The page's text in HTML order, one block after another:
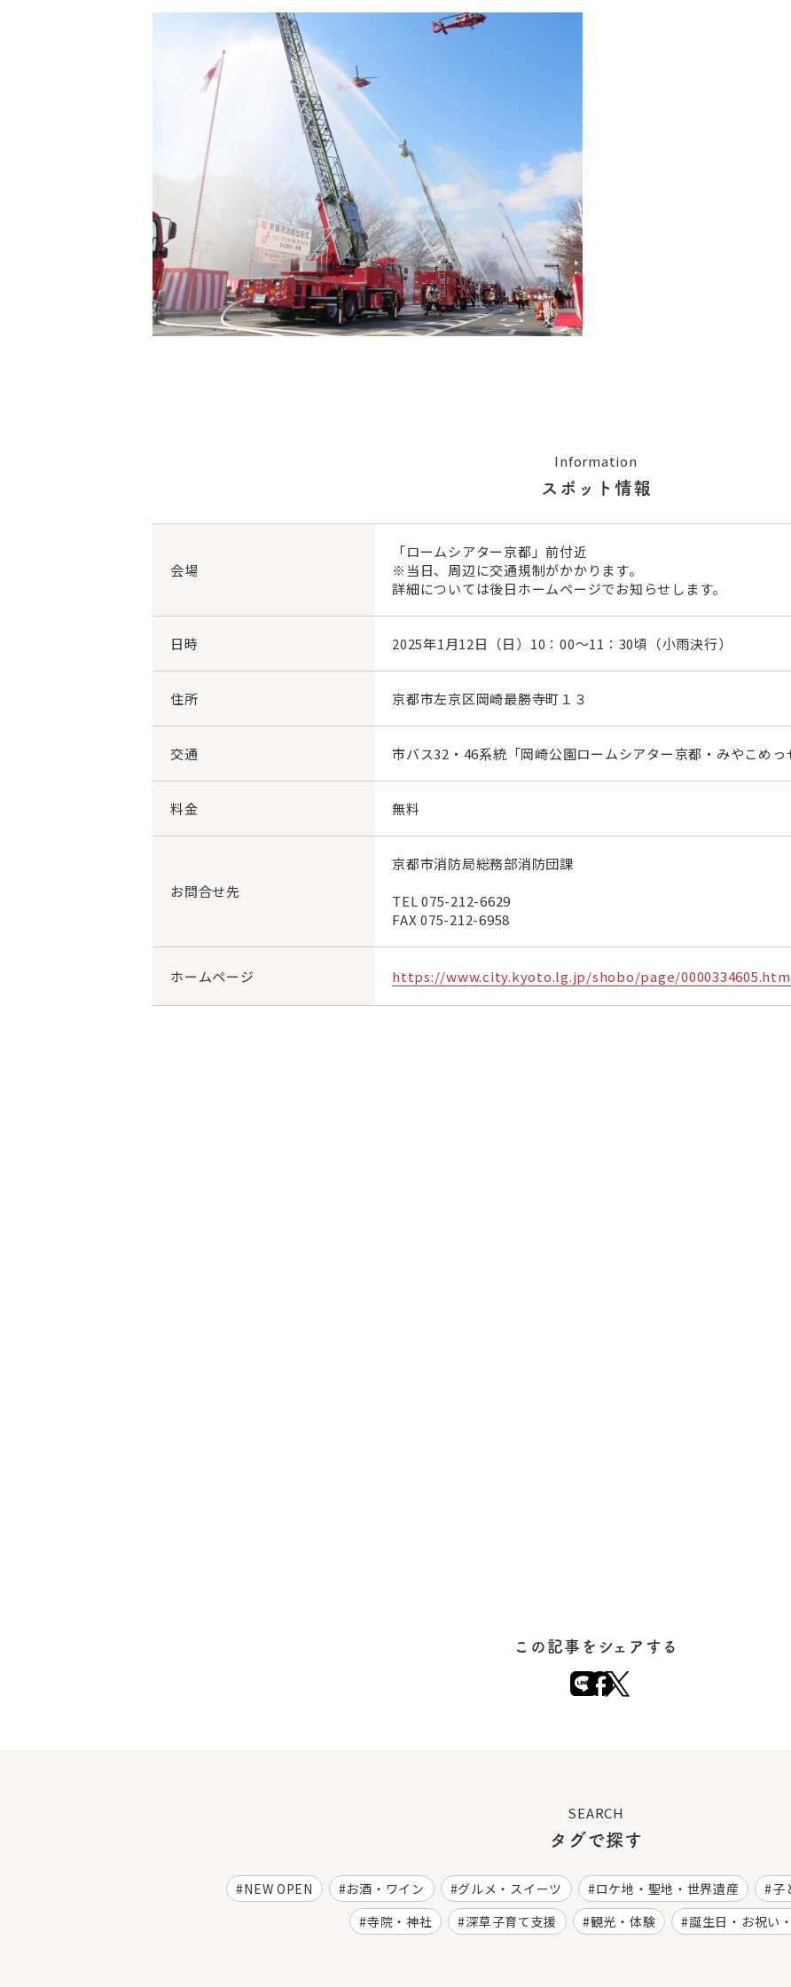
Information
スポット情報
会場
「ロームシアター京都」前付近
※当日、周辺に交通規制がかかります。
詳細については後日ホームページでお知らせします。
日時 2025年1月12日（日）10：00～11：30頃（小雨決行）
住所 京都市左京区岡崎最勝寺町１３
交通 市バス32・46系統「岡崎公園ロームシアター京都・みやこめっ
料金 無料
お問合せ先
京都市消防局総務部消防団課
TEL075-212-6629
FAX 075-212-6958
ホームページ https://www.city.kyoto.lg.jp/shobo/page/
この記事をシェアする
SEARCH
タグで探す
NEW OPEN お酒・ワイン グルメ・スイーツ ロケ地・聖地・世界遺産 子
寺院・神社
深草子育て支援 観光・体験 誕生日・お祝い